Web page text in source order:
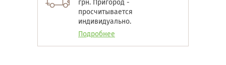
грн. Пригород -
просчитывается
индивидуально.
Подробнее